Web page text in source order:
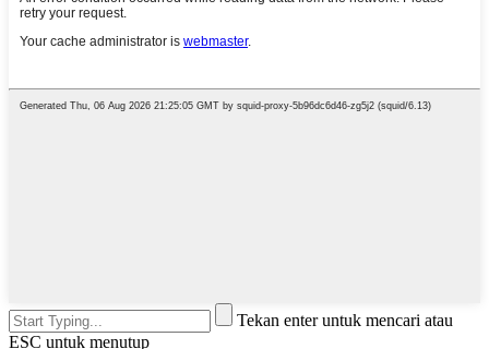
Tekan enter untuk mencari atau
ESC untuk menutup